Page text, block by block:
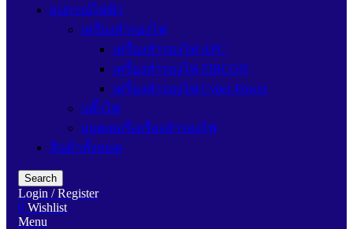
อุปกรณ์ไฟฟ้า
เครื่องสำรองไฟ
เครื่องสำรองไฟ APC
เครื่องสำรองไฟ ZIRCON
เครื่องสำรองไฟ Cyber Power
ปลั๊กไฟ
แบตเตอรี่เครื่องสำรองไฟ
สินค้าทั้งหมด
Search
Login / Register
0 Wishlist
Menu